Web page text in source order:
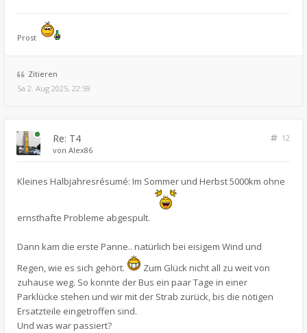
Prost
Zitieren
Sa 2. Aug 2025, 22:59
Re: T4
12
von Alex86
Kleines Halbjahresrésumé: Im Sommer und Herbst 5000km ohne
ernsthafte Probleme abgespult.
Dann kam die erste Panne.. natürlich bei eisigem Wind und
Regen, wie es sich gehört.
Zum Glück nicht all zu weit von
zuhause weg. So konnte der Bus ein paar Tage in einer
Parklücke stehen und wir mit der Strab zurück, bis die nötigen
Ersatzteile eingetroffen sind.
Und was war passiert?